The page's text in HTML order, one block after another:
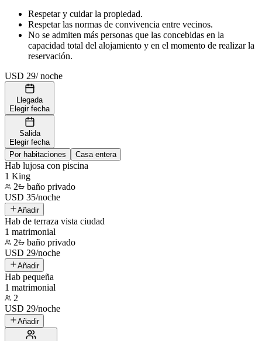
Respetar y cuidar la propiedad.
Respetar las normas de convivencia entre vecinos.
No se admiten más personas que las concebidas en la
capacidad total del alojamiento y en el momento de realizar la
reservación.
USD 29/noche
Llegada
Elegir fecha
Salida
Elegir fecha
Por habitaciones
Casa entera
Hab lujosa con piscina
1 King
2
baño privado
USD 35/noche
Añadir
Hab de terraza vista ciudad
1 matrimonial
2
baño privado
USD 29/noche
Añadir
Hab pequeña
1 matrimonial
2
USD 29/noche
Añadir